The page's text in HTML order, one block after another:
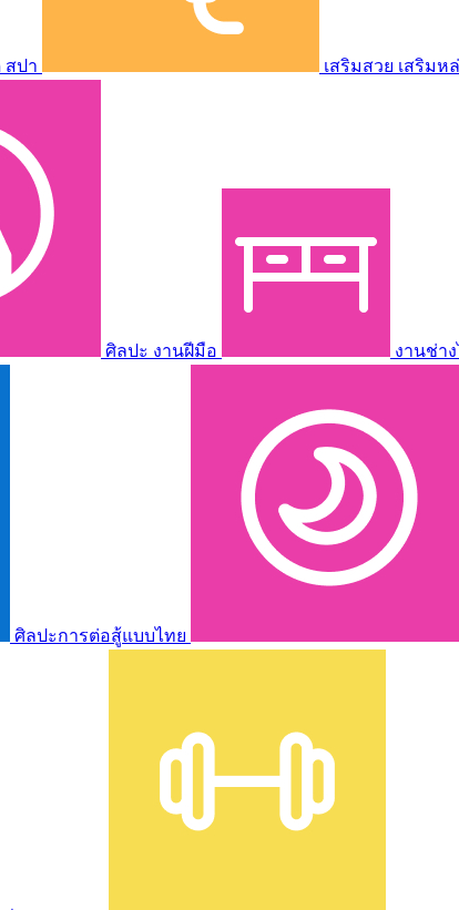
สปา เสริมสวย เสริมห
ศิลปะ งานฝีมือ งานช่า
ศิลปะการต่อสู้แบบไทย